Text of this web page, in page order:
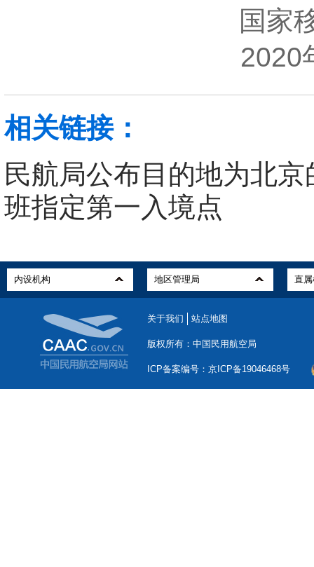
国家移
2020
相关链接：
民航局公布目的地为北
班指定第一入境点
关于我们 站点地图
版权所有：中国民用航空局
ICP备案编号：京ICP备19046468号